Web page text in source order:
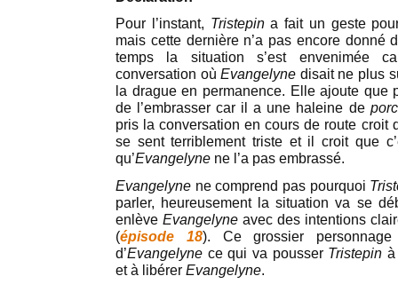
Pour l’instant, Tristepina fait un geste
mais cette dernière n’a pas encore donné
temps la situation s’est envenimée
conversation oùEvangelyne disait ne plus
la drague en permanence. Elle ajoute que
de l’embrasser car il a une haleine de
pris la conversation en cours de route croit
se sent terriblement triste et il croit que
qu’Evangelyne ne l’a pas embrassé.
Evangelyne ne comprend pas pourquoi
parler, heureusement la situation va se
enlève Evangelyne avec des intentions
(épisode 18). Ce grossier
d’Evangelyne ce qui va pousser Tristepinà
et à libérer Evangelyne.